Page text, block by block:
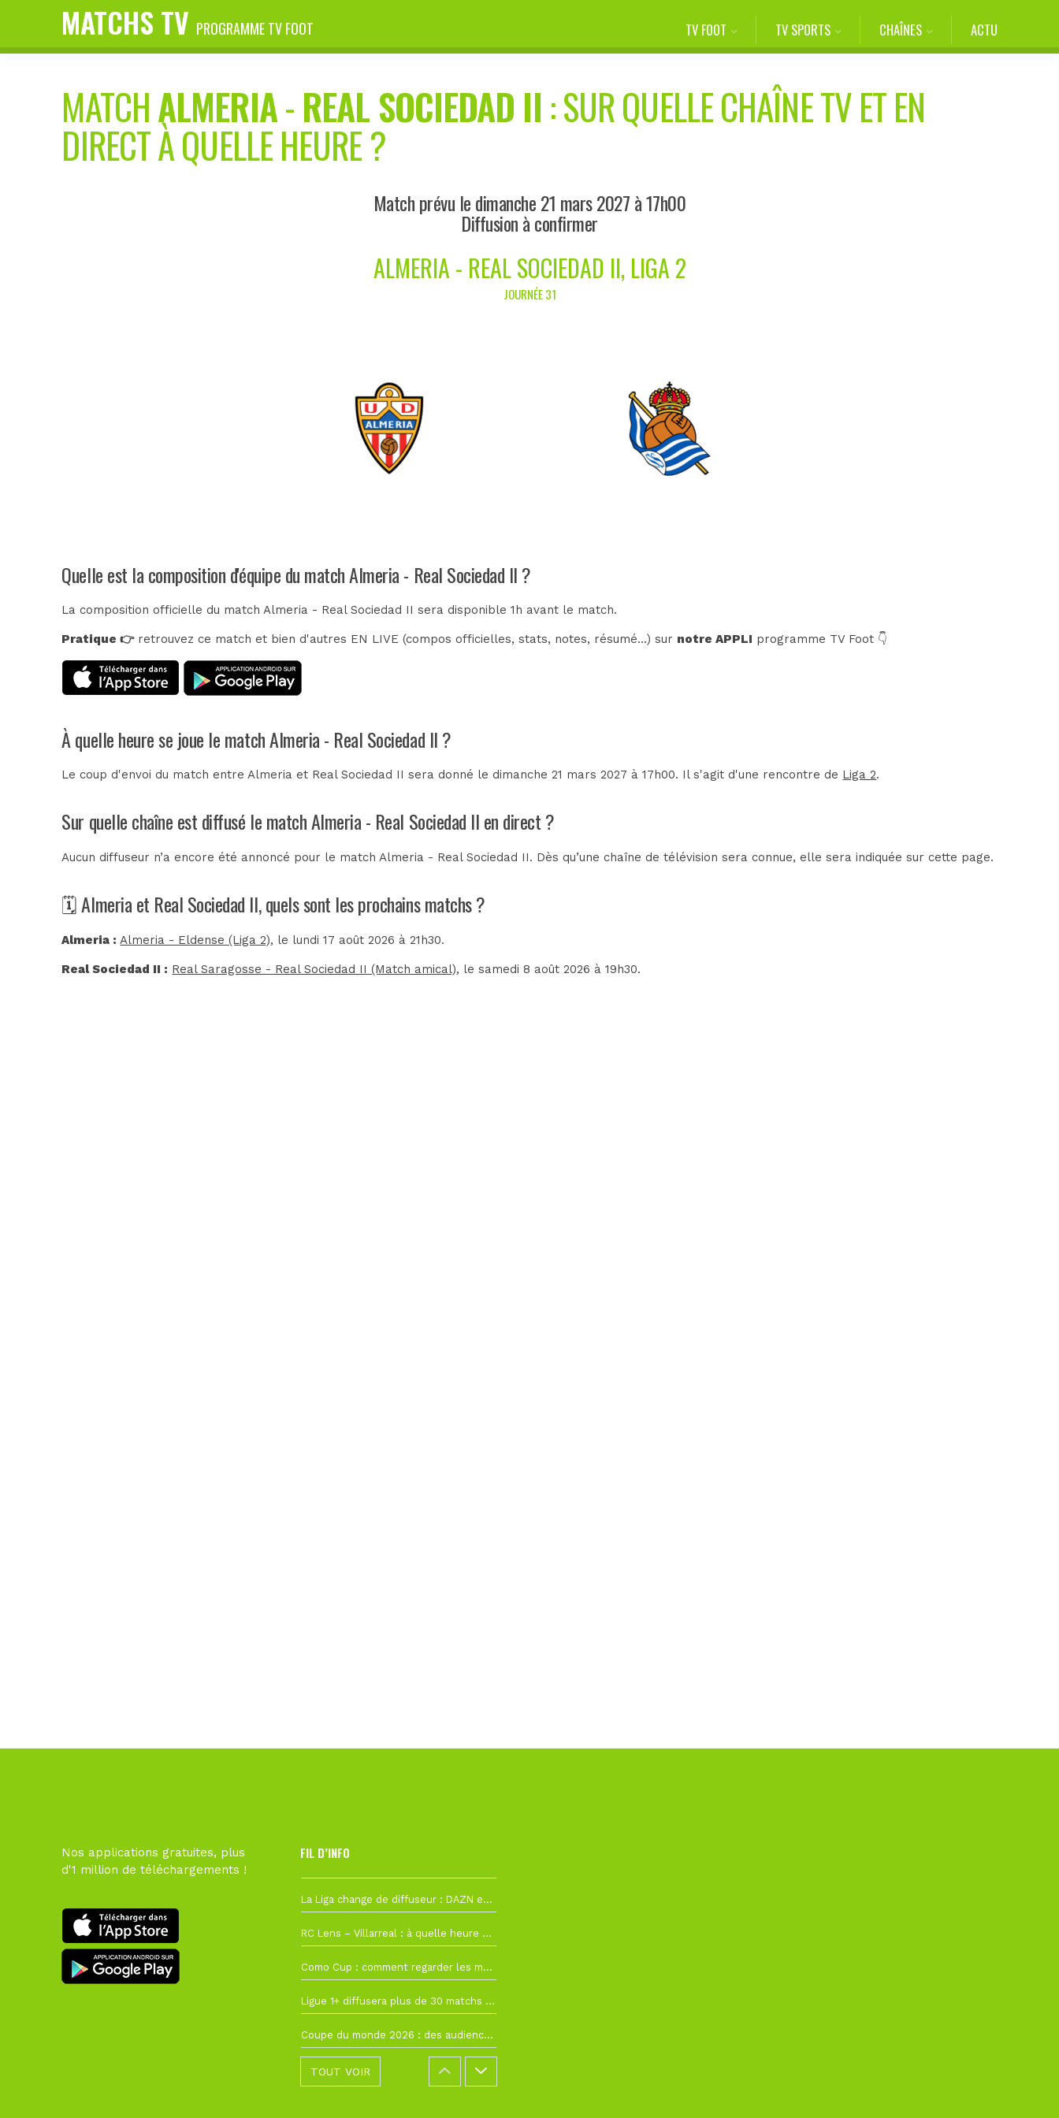
MATCHS TV PROGRAMME TV FOOT TV FOOT TV SPORTS CHAÎNES ACTU
MATCHALMERIA-REAL SOCIEDAD II : SUR QUELLE CHAÎNE TV ET EN
DIRECT À QUELLE HEURE ?
Match prévu le dimanche 21 mars 2027 à 17h00
Diffusion à confirmer
ALMERIA - REAL SOCIEDAD II, LIGA 2
JOURNÉE 31
Quelle est la composition d'équipe du match Almeria - Real Sociedad II ?
La composition officielle du match Almeria - Real Sociedad II sera disponible 1h avant le match.
Pratique 👉retrouvez ce match et bien d'autres EN LIVE (compos officielles, stats, notes, résumé...) sur notre APPLI programme TV Foot 👇
À quelle heure se joue le match Almeria - Real Sociedad II ?
Le coup d'envoi du match entre Almeria et Real Sociedad II sera donné le dimanche 21 mars 2027 à 17h00. Il s'agit d'une rencontre de Liga 2.
Sur quelle chaîne est diffusé le match Almeria - Real Sociedad II en direct ?
Aucun diffuseur n’a encore été annoncé pour le match Almeria - Real Sociedad II. Dès qu’une chaîne de télévision sera connue, elle sera indiquée sur cette page.
🗓️ Almeria et Real Sociedad II, quels sont les prochains matchs ?
Almeria : Almeria - Eldense (Liga 2), le lundi 17 août 2026 à 21h30.
Real Sociedad II : Real Saragosse - Real Sociedad II (Match amical), le samedi 8 août 2026 à 19h30.
Nos applications gratuites, plus
d'1 million de téléchargements !
FIL D’INFO
La Liga change de diffuseur : DAZN et Disney+ remplacent beIN Sports !
RC Lens – Villarreal : à quelle heure et sur quelle chaîne voir la finale de la Como Cup ?
Como Cup : comment regarder les matchs du RC Lens en direct ?
Ligue 1+ diffusera plus de 30 matchs amicaux avant la reprise de la Ligue 1
Coupe du monde 2026 : des audiences record, mais M6 devrait perdre très gros !
TOUT VOIR